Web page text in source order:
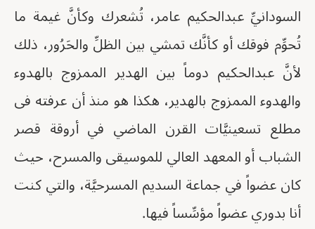
السودانيِّ عبدالحكيم عامر، تُشعرك وكأنَّ غيمة ما
تُحوِّم فوقك أو كأنَّك تمشي بين الظلِّ والحَرُور، ذلك
لأنَّ عبدالحكيم دوماً بين الهدير الممزوج بالهدوء
والهدوء الممزوج بالهدير، هكذا هو منذ أن عرفته فى
مطلع تسعينيَّات القرن الماضي في أروقة قصر
الشباب أو المعهد العالي للموسيقى والمسرح، حيث
كان عضواً في جماعة السديم المسرحيَّة، والتي كنت
أنا بدوري عضواً مؤسِّساً فيها.